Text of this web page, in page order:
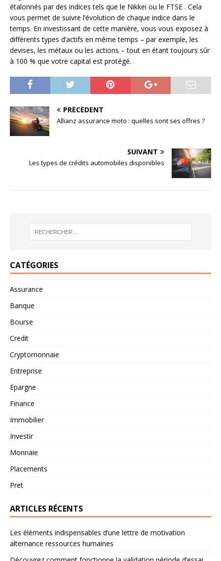
étalonnés par des indices tels que le Nikkei ou le FTSE . Cela
vous permet de suivre l’évolution de chaque indice dans le
temps. En investissant de cette manière, vous vous exposez à
différents types d’actifs en même temps – par exemple, les
devises, les métaux ou les actions – tout en étant toujours sûr
à 100 % que votre capital est protégé.
PRÉCÉDENT
Allianz assurance moto : quelles sont ses offres ?
SUIVANT
Les types de crédits automobiles disponibles
CATÉGORIES
Assurance
Banque
Bourse
Credit
Cryptomonnaie
Entreprise
Epargne
Finance
Immobilier
Investir
Monnaie
Placements
Pret
ARTICLES RÉCENTS
Les éléments indispensables d’une lettre de motivation
alternance ressources humaines